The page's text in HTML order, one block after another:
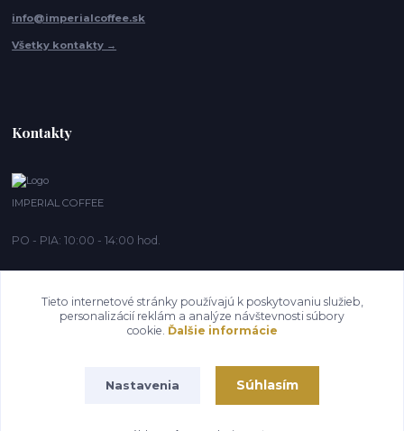
info@imperialcoffee.sk
Všetky kontakty →
Kontakty
IMPERIAL COFFEE
PO - PIA: 10:00 - 14:00 hod.
Tieto internetové stránky používajú k poskytovaniu služieb,
personalizácií reklám a analýze návštevnosti súbory
cookie. Ďalšie informácie
Nastavenia Súhlasím